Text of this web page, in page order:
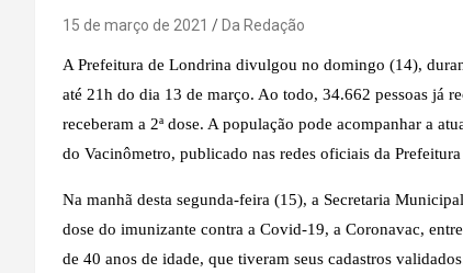
15 de março de 2021 Da Redação
A Prefeitura de Londrina divulgou no domingo (14),
até 21h do dia 13 de março. Ao todo, 34.662 pessoas já
receberam a 2ª dose. A população pode acompanhar a
do Vacinômetro, publicado nas redes oficiais da
Na manhã desta segunda-feira (15), a Secretaria
dose do imunizante contra a Covid-19, a Coronavac,
de 40 anos de idade, que tiveram seus cadastros